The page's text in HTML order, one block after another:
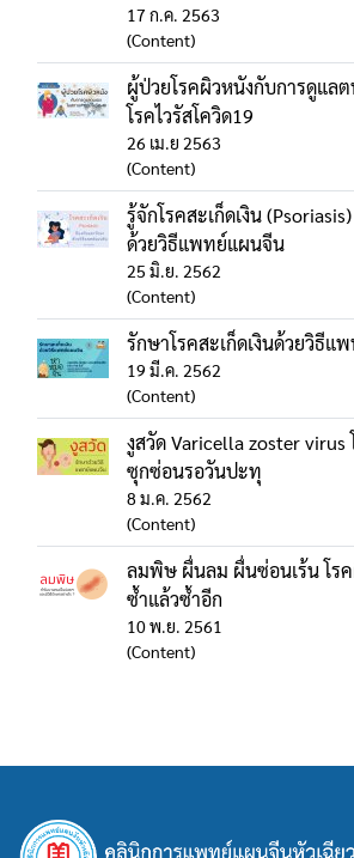
17 ก.ค. 2563
(Content)
ผู้ป่วยโรคผิวหนังกับการดูแล
โรคไวรัสโควิด19
26 เม.ย 2563
(Content)
รู้จักโรคสะเก็ดเงิน
ด้วยวิธีแพทย์แผนจีน
25 มิ.ย. 2562
(Content)
รักษาโรคสะเก็ดเงินด้วยวิธีแ
19 มี.ค. 2562
(Content)
งูสวัด Varicella zoster
ซุกซ่อนรอวันปะทุ
8 ม.ค. 2562
(Content)
ลมพิษ ผื่นลม ผื่นซ่อนเร้น โรค
ซ้ำแล้วซ้ำอีก
10 พ.ย. 2561
(Content)